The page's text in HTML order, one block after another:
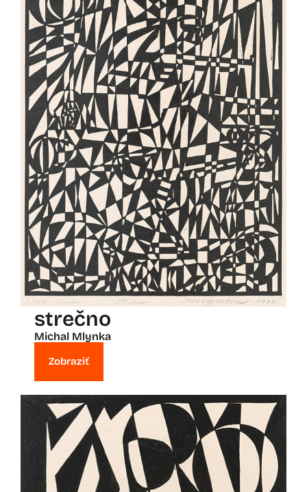
strečno
Michal Mlynka
Zobraziť